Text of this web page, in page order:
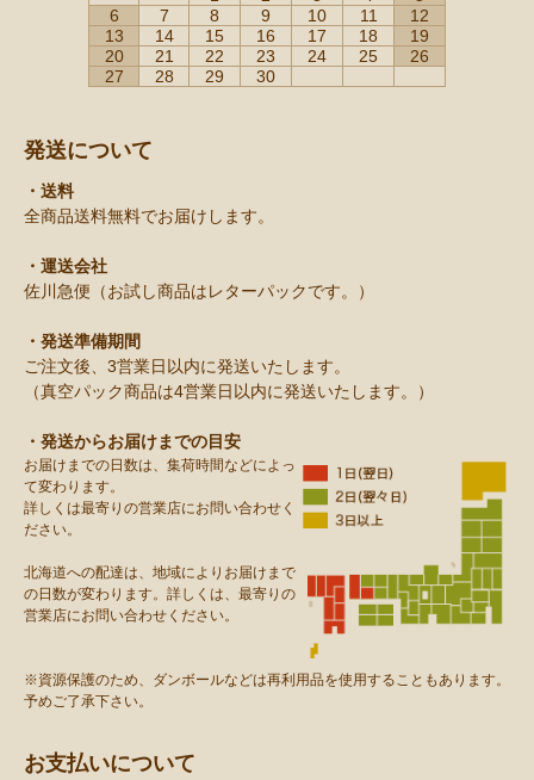
6
7 8 9 10 11
12
13
14 15 16 17 18
19
20
21 22 23 24 25
26
27
28 29 30
発送について
・送料
全商品送料無料でお届けします。
・運送会社
佐川急便（お試し商品はレターパックです。）
・発送準備期間
ご注文後、3営業日以内に発送いたします。
（真空パック商品は4営業日以内に発送いたします。）
・発送からお届けまでの目安
お届けまでの日数は、集荷時間などによっ
て変わります。
詳しくは最寄りの営業店にお問い合わせく
ださい。
北海道への配達は、地域によりお届けまで
の日数が変わります。詳しくは、最寄りの
営業店にお問い合わせください。
※資源保護のため、ダンボールなどは再利用品を使用することもあります。
予めご了承下さい。
お支払いについて